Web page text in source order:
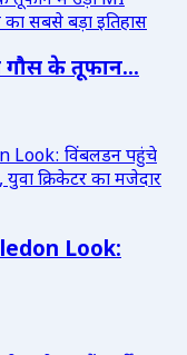
गौस के तूफान...
Look: